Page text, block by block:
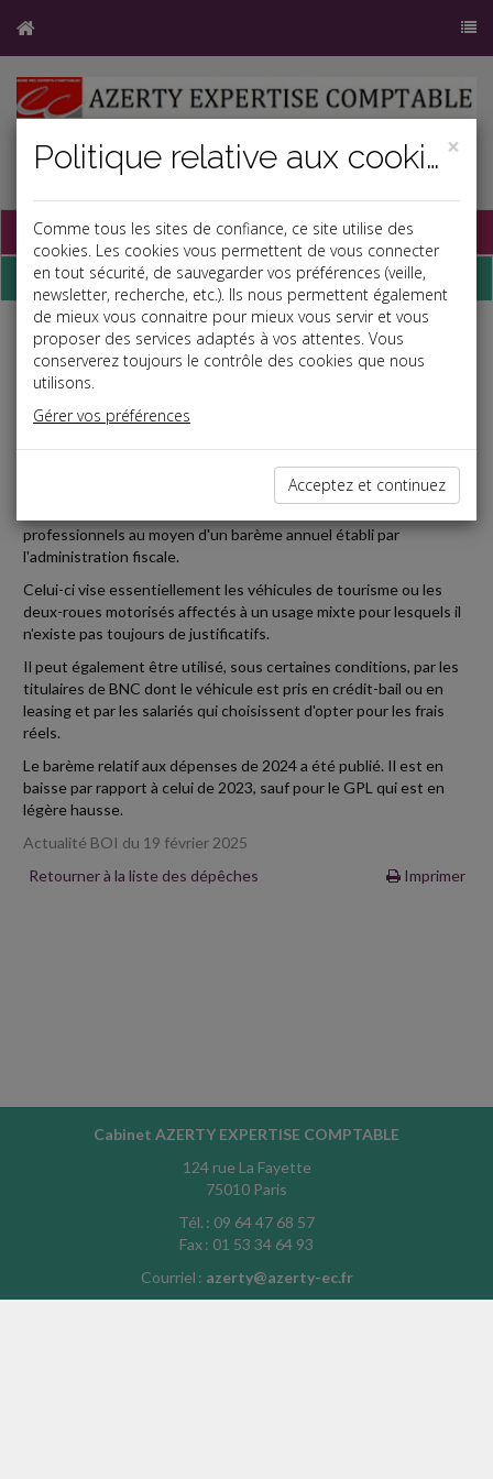
Base documentaire
Dépêches
j a
b
Fiscal TPE
Date: 2025-03-11
FRAIS DE CARBURANT 2024
Les exploitants individuels relevant des BIC qui optent pour une
comptabilité super-simplifiée peuvent évaluer de manière
professionnels au moyen d'un barème annuel établi par
l'administration fiscale.
Celui-ci vise essentiellement les véhicules de tourisme ou les
deux-roues motorisés affectés à un usage mixte pour lesquels il
n'existe pas toujours de justificatifs.
Il peut également être utilisé, sous certaines conditions, par les
titulaires de BNC dont le véhicule est pris en crédit-bail ou en
leasing et par les salariés qui choisissent d'opter pour les frais
réels.
Le barème relatif aux dépenses de 2024 a été publié. Il est en
baisse par rapport à celui de 2023, sauf pour le GPL qui est en
légère hausse.
Actualité BOI du 19 février 2025
Retourner à la liste des dépêches
Imprimer
Cabinet AZERTY EXPERTISE COMPTABLE
124 rue La Fayette
75010 Paris
Tél. : 09 64 47 68 57
Fax : 01 53 34 64 93
Courriel : azerty@azerty-ec.fr
×
Politique relative aux cookies
Comme tous les sites de confiance, ce site utilise des
cookies. Les cookies vous permettent de vous connecter
en tout sécurité, de sauvegarder vos préférences (veille,
newsletter, recherche, etc.). Ils nous permettent également
de mieux vous connaitre pour mieux vous servir et vous
proposer des services adaptés à vos attentes. Vous
conserverez toujours le contrôle des cookies que nous
utilisons.
Gérer vos préférences
Acceptez et continuez